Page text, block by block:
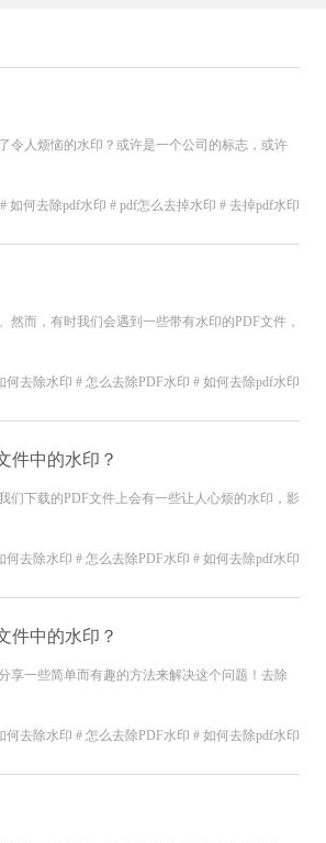
人烦恼的水印？或许是一个公司的标志，或许
# 如何去除pdf水印 # pdf怎么去掉水印 # 去掉pdf水印
而，有时我们会遇到一些带有水印的PDF文件，
何去除水印 # 怎么去除PDF水印 # 如何去除pdf水印
件中的水印？
们下载的PDF文件上会有一些让人心烦的水印，影
何去除水印 # 怎么去除PDF水印 # 如何去除pdf水印
件中的水印？
享一些简单而有趣的方法来解决这个问题！去除
何去除水印 # 怎么去除PDF水印 # 如何去除pdf水印